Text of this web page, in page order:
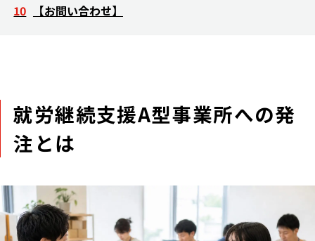
【お問い合わせ】
就労継続支援A型事業所への発
注とは